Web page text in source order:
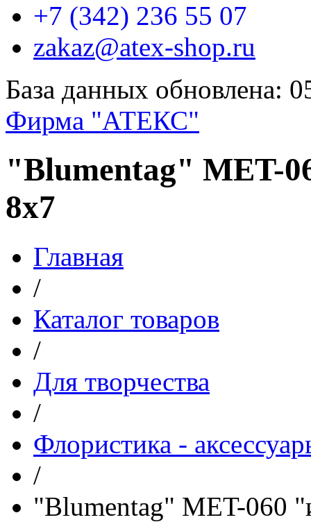
+7 (342) 236 55 07
zakaz@atex-shop.ru
База данных обновлена:
Фирма "АТЕКС"
"Blumentag" MET-
8x7
Главная
/
Каталог товаров
/
Для творчества
/
Флористика -
/
"Blumentag" MET-060